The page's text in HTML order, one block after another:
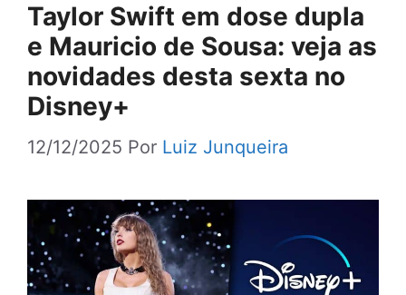
Taylor Swift em dose dupla
e Mauricio de Sousa: veja as
novidades desta sexta no
Disney+
12/12/2025 Por Luiz Junqueira